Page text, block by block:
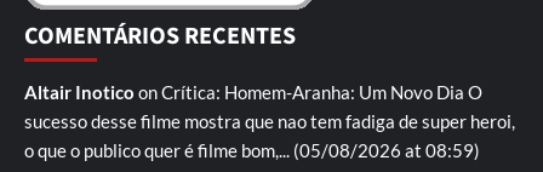
COMENTÁRIOS RECENTES
Altair Inotico onCrítica: Homem-Aranha: Um Novo Dia O
sucesso desse filme mostra que nao tem fadiga de super heroi,
o que o publico quer é filme bom,... (05/08/2026 at 08:59)